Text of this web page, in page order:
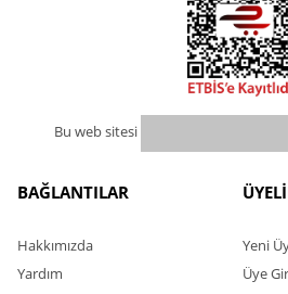
Bu web sitesi
BAĞLANTILAR
Hakkımızda
Yardım
Yeni
Üye